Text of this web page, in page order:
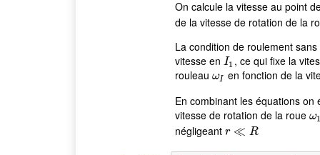
On calcule la vitesse au point
de la vitesse de rotation de la
La condition de roulement
vitesse en I1
I1 , ce qui fixe la
rouleau ωI
ωI en fonction de la
En combinant les équations on
vitesse de rotation de la roue ω
ω
négligeant r ≪ R
r≪R